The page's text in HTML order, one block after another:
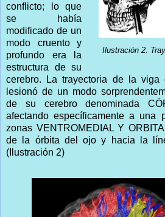
Ilustración 2.
conflicto; lo que
se había
modificado de un
modo cruento y
profundo era la
estructura de su
cerebro. La trayectoria de la viga
lesionó de un modo
de su cerebro denominada
afectando específicamente a una
zonas VENTROMEDIAL Y
de la órbita del ojo y hacia la
(Ilustración 2)